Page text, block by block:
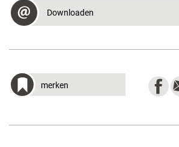
Downloaden
merken